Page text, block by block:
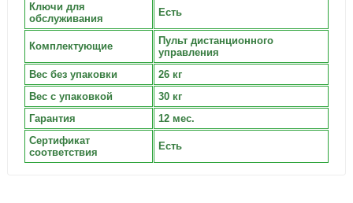
Ключи для
обслуживания
Есть
Комплектующие
Пульт дистанционного
управления
Вес без упаковки
26 кг
Вес с упаковкой
30 кг
Гарантия
12 мес.
Сертификат
соответствия
Есть